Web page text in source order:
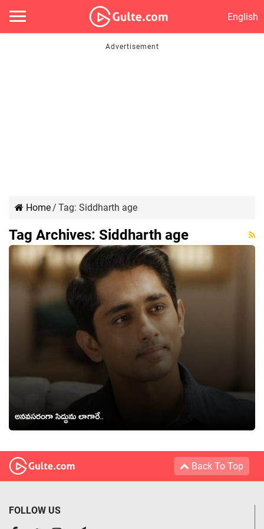
English
Home/ Tag: Siddharth age
Tag Archives: Siddharth age
అనవసరంగా సిద్ధును లాగారే..
Back To Top
FOLLOW US